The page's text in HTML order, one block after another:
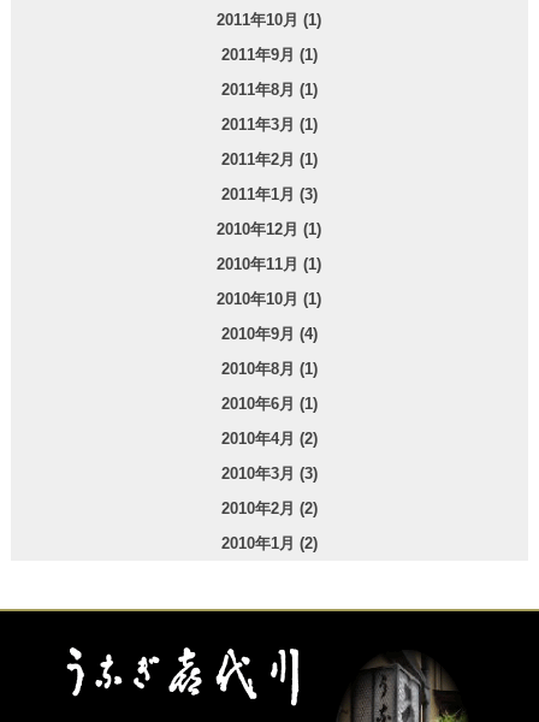
2011年10月 (1)
2011年9月 (1)
2011年8月 (1)
2011年3月 (1)
2011年2月 (1)
2011年1月 (3)
2010年12月 (1)
2010年11月 (1)
2010年10月 (1)
2010年9月 (4)
2010年8月 (1)
2010年6月 (1)
2010年4月 (2)
2010年3月 (3)
2010年2月 (2)
2010年1月 (2)